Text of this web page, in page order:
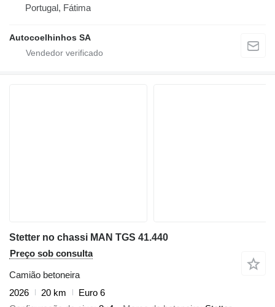
Portugal, Fátima
Autocoelhinhos SA
Stetter no chassi MAN TGS 41.440
Preço sob consulta
Camião betoneira
2026
20 km
Euro 6